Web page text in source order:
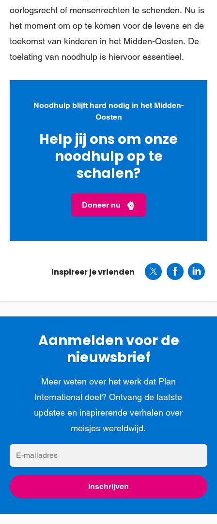
oorlogsrecht of mensenrechten te schenden. Nu is
het moment om op te komen voor de levens en de
toekomst van kinderen in het Midden-Oosten. De
toelating van noodhulp is hiervoor essentieel.
Noodhulp blijft hard nodig in het Midden-
Oosten
Help jij ons om onze
noodhulp op te
schalen?
Doneer nu
Inspireer je vrienden
Aanmelden voor de
nieuwsbrief
Meer weten over het werk dat Plan
International doet? Ontvang de laatste
updates en inspirerende verhalen over
meisjes wereldwijd.
E-
mailadres
Inschrijven